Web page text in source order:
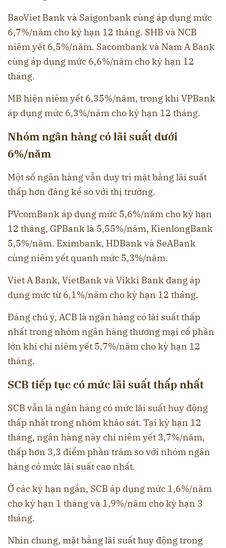
BaoViet Bank và Saigonbank cùng áp dụng mức
6,7%/năm cho kỳ hạn 12 tháng. SHB và NCB
niêm yết 6,5%/năm. Sacombank và Nam A Bank
cùng áp dụng mức 6,6%/năm cho kỳ hạn 12
tháng.
MB hiện niêm yết 6,35%/năm, trong khi VPBank
áp dụng mức 6,3%/năm cho kỳ hạn 12 tháng.
Nhóm ngân hàng có lãi suất dưới
6%/năm
Một số ngân hàng vẫn duy trì mặt bằng lãi suất
thấp hơn đáng kể so với thị trường.
PVcomBank áp dụng mức 5,6%/năm cho kỳ hạn
12 tháng, GPBank là 5,55%/năm, KienlongBank
5,5%/năm. Eximbank, HDBank và SeABank
cùng niêm yết quanh mức 5,3%/năm.
Viet A Bank, VietBank và Vikki Bank đang áp
dụng mức từ 6,1%/năm cho kỳ hạn 12 tháng.
Đáng chú ý, ACB là ngân hàng có lãi suất thấp
nhất trong nhóm ngân hàng thương mại cổ phần
lớn khi chỉ niêm yết 5,7%/năm cho kỳ hạn 12
tháng.
SCB tiếp tục có mức lãi suất thấp nhất
SCB vẫn là ngân hàng có mức lãi suất huy động
thấp nhất trong nhóm khảo sát. Tại kỳ hạn 12
tháng, ngân hàng này chỉ niêm yết 3,7%/năm,
thấp hơn 3,3 điểm phần trăm so với nhóm ngân
hàng có mức lãi suất cao nhất.
Ở các kỳ hạn ngắn, SCB áp dụng mức 1,6%/năm
cho kỳ hạn 1 tháng và 1,9%/năm cho kỳ hạn 3
tháng.
Nhìn chung, mặt bằng lãi suất huy động trong